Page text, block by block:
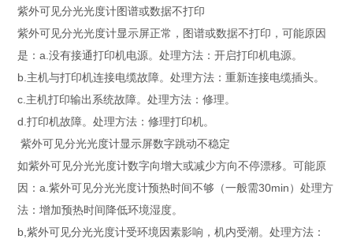
紫外可见分光光度计图谱或数据不打印
紫外可见分光光度计显示屏正常，图谱或数据不打印，可能原因
是：a.没有接通打印机电源。处理方法：开启打印机电源。
b.主机与打印机连接电缆故障。处理方法：重新连接电缆插头。
c.主机打印输出系统故障。处理方法：修理。
d.打印机故障。处理方法：修理打印机。
紫外可见分光光度计显示屏数字跳动不稳定
如紫外可见分光光度计数字向增大或减少方向不停漂移。可能原
因：a.紫外可见分光光度计预热时间不够（一般需30min）处理方
法：增加预热时间降低环境湿度。
b,紫外可见分光光度计受环境因素影响，机内受潮。处理方法：